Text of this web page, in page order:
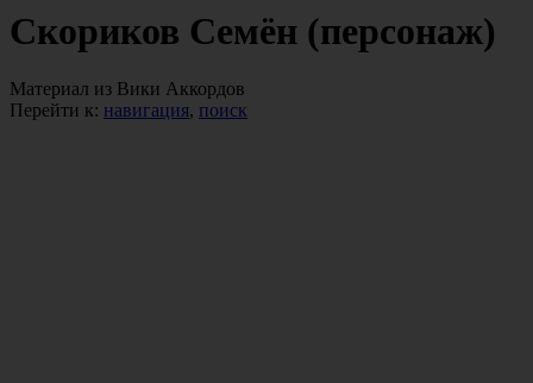
Скориков Семён (персонаж)
Материал из Вики Аккордов
Перейти к: навигация, поиск